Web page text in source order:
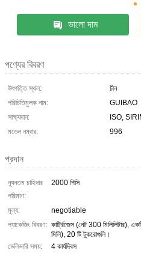
ভালো দাম
পণ্যের বিবরণ
উৎপত্তি স্থল:
চীন
পরিচিতিমুলক নাম:
GUIBAO
সাক্ষ্যদান:
ISO,
মডেল নম্বার:
996
প্রদান
ন্যূনতম চাহিদার
পরিমাণ:
2000 পিসি
মূল্য:
negotiable
প্যাকেজিং বিবরণ: কার্ট্রিজেস (নেট 300
মিলি), 20 টি টুকরোগুলি।
ডেলিভারি সময়:
4 কার্যদিবস